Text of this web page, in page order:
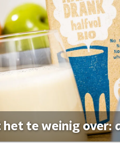
het te weinig over: